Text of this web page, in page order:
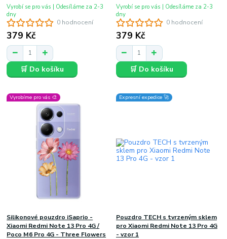
0 hodnocení
379 Kč
Vyrobí se pro vás | Odesíláme za 2-3
dny
🛒 Do košíku
0 hodnocení
379 Kč
Vyrobí se pro vás | Odesíláme za 2-3
dny
🛒 Do košíku
Vyrobíme pro vás 🎨
Silikonové pouzdro iSaprio -
Xiaomi Redmi Note 13 Pro 4G /
Poco M6 Pro 4G - Three Flowers
Expresní expedice 🚀
Pouzdro TECH s tvrzeným sklem
pro Xiaomi Redmi Note 13 Pro 4G
- vzor 1